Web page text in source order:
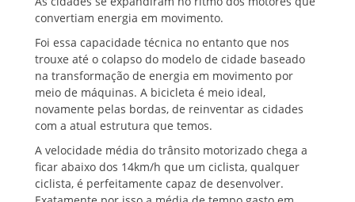
convertiam energia em movimento.
Foi essa capacidade técnica no entanto que nos
trouxe até o colapso do modelo de cidade baseado
na transformação de energia em movimento por
meio de máquinas. A bicicleta é meio ideal,
novamente pelas bordas, de reinventar as cidades
com a atual estrutura que temos.
A velocidade média do trânsito motorizado chega a
ficar abaixo dos 14km/h que um ciclista, qualquer
ciclista, é perfeitamente capaz de desenvolver.